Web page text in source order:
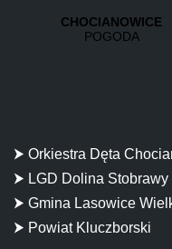
⮞ Orkiestra Dęta
⮞ LGD Dolina Stobrawy
⮞ Gmina Lasowice
⮞ Powiat Kluczborski